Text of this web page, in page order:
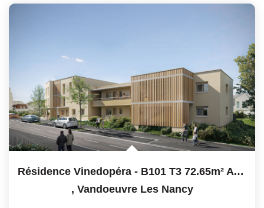
Résidence Vinedopéra - B101 T3 72.65m² Avec Balcon
, Vandoeuvre Les Nancy